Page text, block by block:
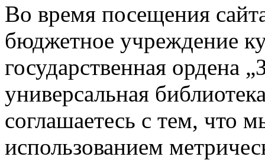
Во время посещения
бюджетное учреждение
государственная ордена
универсальная
соглашаетесь с тем, что
использованием